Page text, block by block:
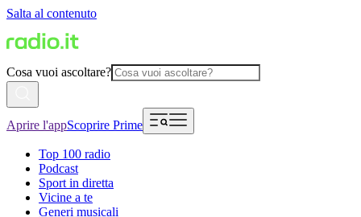
Salta al contenuto
Cosa vuoi ascoltare?
Aprire l'appScoprire Prime
Top 100 radio
Podcast
Sport in diretta
Vicine a te
Generi musicali